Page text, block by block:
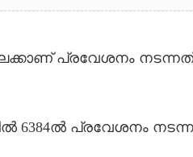
പ്രവേശനം
6384ൽ പ്രവേശനം